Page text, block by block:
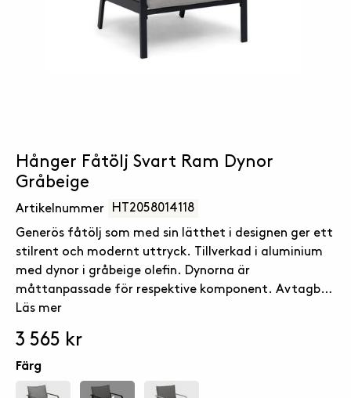
Hånger Fåtölj Svart Ram Dynor
Gråbeige
Artikelnummer HT2058014118
Generös fåtölj som med sin lätthet i designen ger ett
stilrent och modernt uttryck. Tillverkad i aluminium
med dynor i gråbeige olefin. Dynorna är
måttanpassade för respektive komponent. Avtagbar
klädsel, handtvätt 30 grader.
Läs mer
3 565 kr
Färg